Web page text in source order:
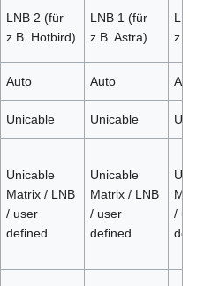
LNB 2 (für
z.B. Hotbird)
LNB 1 (für
z.B. Astra)
LNB
z.B.
Auto Auto Auto
Unicable Unicable
Unicable
Matrix / LNB
/ user
defined
Unicable
Matrix / LNB
/ user
defined
/